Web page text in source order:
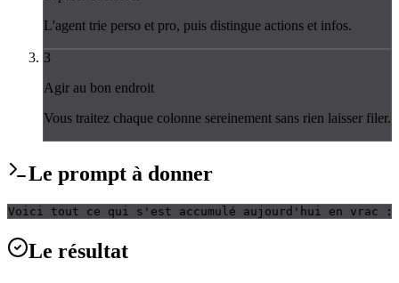
L'agent trie perso et pro, puis distingue actions et infos.
3
Agir au bon endroit
Vous traitez chaque colonne sereinement sans rien laisser filer.
Le prompt à donner
Voici tout ce qui s'est accumulé aujourd'hui en vrac :
Le résultat